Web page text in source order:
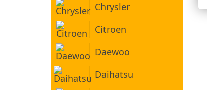
Chrysler
Citroen
Daewoo
Daihatsu